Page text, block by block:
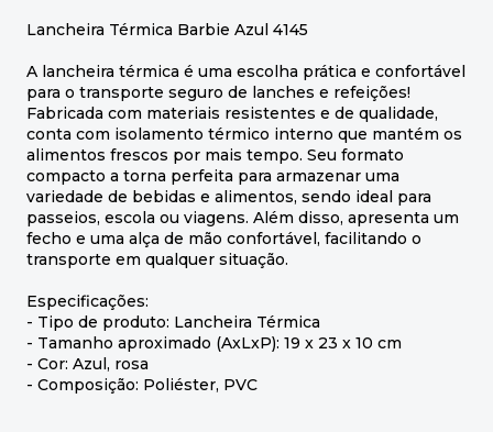
Lancheira Térmica Barbie Azul 4145
A lancheira térmica é uma escolha prática e confortável
para o transporte seguro de lanches e refeições!
Fabricada com materiais resistentes e de qualidade,
conta com isolamento térmico interno que mantém os
alimentos frescos por mais tempo. Seu formato
compacto a torna perfeita para armazenar uma
variedade de bebidas e alimentos, sendo ideal para
passeios, escola ou viagens. Além disso, apresenta um
fecho e uma alça de mão confortável, facilitando o
transporte em qualquer situação.
Especificações:
- Tipo de produto: Lancheira Térmica
- Tamanho aproximado (AxLxP): 19 x 23 x 10 cm
- Cor: Azul, rosa
- Composição: Poliéster, PVC